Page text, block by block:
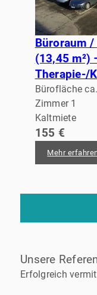
Büroraum
(13,45 m²)
Therapie-/
Bürofläche
Zimmer 1
Kaltmiete
155 €
Mehr
Unsere
Erfolgreich